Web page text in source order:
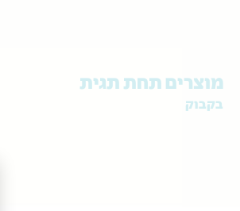
מוצרים תחת תגית
בקבוק